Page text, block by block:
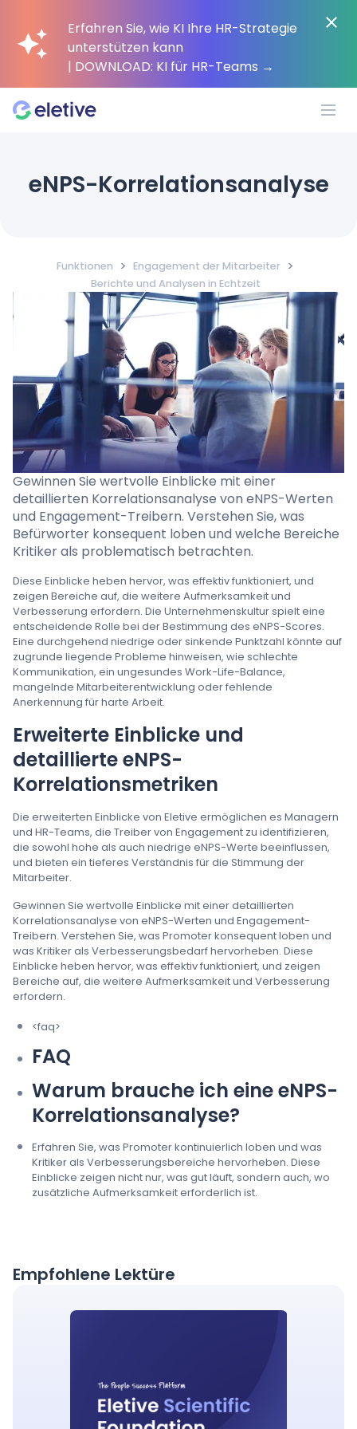
Erfahren Sie, wie KI Ihre HR-Strategie
unterstützen kann
| DOWNLOAD: KI für HR-Teams →
Plattform
Kunden
Ressourcen
Sprache : German
Demo-Termin buchen
Anmelden
eNPS-Korrelationsanalyse
Funktionen > Engagement der Mitarbeiter >
Berichte und Analysen in Echtzeit
Gewinnen Sie wertvolle Einblicke mit einer
detaillierten Korrelationsanalyse von eNPS-Werten
und Engagement-Treibern. Verstehen Sie, was
Befürworter konsequent loben und welche Bereiche
Kritiker als problematisch betrachten.
Diese Einblicke heben hervor, was effektiv funktioniert, und
zeigen Bereiche auf, die weitere Aufmerksamkeit und
Verbesserung erfordern. Die Unternehmenskultur spielt eine
entscheidende Rolle bei der Bestimmung des eNPS-Scores.
Eine durchgehend niedrige oder sinkende Punktzahl könnte auf
zugrunde liegende Probleme hinweisen, wie schlechte
Kommunikation, ein ungesundes Work-Life-Balance,
mangelnde Mitarbeiterentwicklung oder fehlende
Anerkennung für harte Arbeit.
Erweiterte Einblicke und
detaillierte eNPS-
Korrelationsmetriken
Die erweiterten Einblicke von Eletive ermöglichen es Managern
und HR-Teams, die Treiber von Engagement zu identifizieren,
die sowohl hohe als auch niedrige eNPS-Werte beeinflussen,
und bieten ein tieferes Verständnis für die Stimmung der
Mitarbeiter.
Gewinnen Sie wertvolle Einblicke mit einer detaillierten
Korrelationsanalyse von eNPS-Werten und Engagement-
Treibern. Verstehen Sie, was Promoter konsequent loben und
was Kritiker als Verbesserungsbedarf hervorheben. Diese
Einblicke heben hervor, was effektiv funktioniert, und zeigen
Bereiche auf, die weitere Aufmerksamkeit und Verbesserung
erfordern.
<faq>
FAQ
Warum brauche ich eine eNPS-
Korrelationsanalyse?
Erfahren Sie, was Promoter kontinuierlich loben und was
Kritiker als Verbesserungsbereiche hervorheben. Diese
Einblicke zeigen nicht nur, was gut läuft, sondern auch, wo
zusätzliche Aufmerksamkeit erforderlich ist.
Empfohlene Lektüre